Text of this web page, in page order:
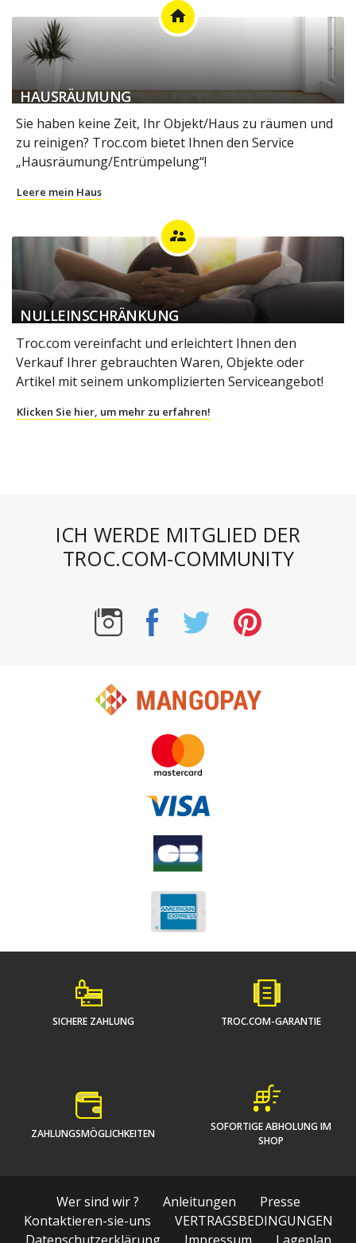
home
HAUSRÄUMUNG
Sie haben keine Zeit, Ihr Objekt/Haus zu räumen und
zu reinigen? Troc.com bietet Ihnen den Service
„Hausräumung/Entrümpelung“!
Leere mein Haus
supervisor_account
NULLEINSCHRÄNKUNG
Troc.com vereinfacht und erleichtert Ihnen den
Verkauf Ihrer gebrauchten Waren, Objekte oder
Artikel mit seinem unkomplizierten Serviceangebot!
Klicken Sie hier, um mehr zu erfahren!
ICH WERDE MITGLIED DER
TROC.COM-COMMUNITY
SICHERE ZAHLUNG TROC.COM-GARANTIE
ZAHLUNGSMÖGLICHKEITEN
SOFORTIGE ABHOLUNG IM
SHOP
Wer sind wir ? Anleitungen
Presse
Kontaktieren-sie-uns
VERTRAGSBEDINGUNGEN